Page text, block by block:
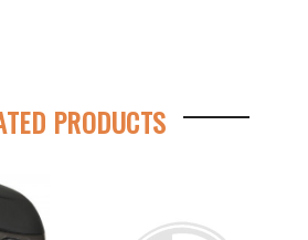
PRODUCTS